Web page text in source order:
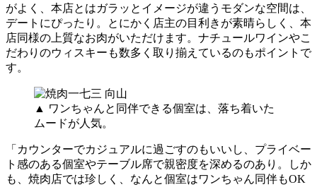
がよく、本店とはガラッとイメージが違うモダンな空間は、
デートにぴったり。とにかく店主の目利きが素晴らしく、本
店同様の上質なお肉がいただけます。ナチュールワインやこ
だわりのウィスキーも数多く取り揃えているのもポイントで
す。
▲ ワンちゃんと同伴できる個室は、落ち着いた
ムードが人気。
「カウンターでカジュアルに過ごすのもいいし、プライベー
ト感のある個室やテーブル席で親密度を深めるのあり。しか
も、焼肉店では珍しく、なんと個室はワンちゃん同伴もOK